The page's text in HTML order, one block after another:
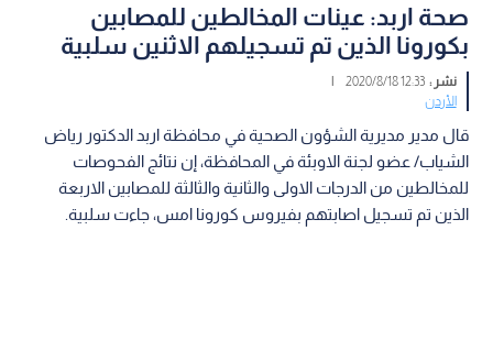
صحة اربد: عينات المخالطين للمصابين
بكورونا الذين تم تسجيلهم الاثنين سلبية
نشر :12:33 2020/8/18
|
الأردن
قال مدير مديرية الشؤون الصحية في محافظة اربد الدكتور رياض
الشياب/ عضو لجنة الاوبئة في المحافظة، إن نتائج الفحوصات
للمخالطين من الدرجات الاولى والثانية والثالثة للمصابين الاربعة
الذين تم تسجيل اصابتهم بفيروس كورونا امس، جاءت سلبية.